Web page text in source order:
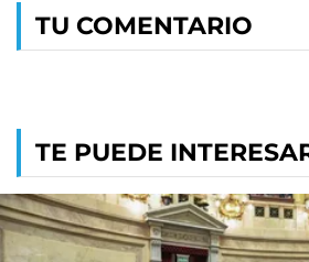
TU COMENTARIO
TE PUEDE